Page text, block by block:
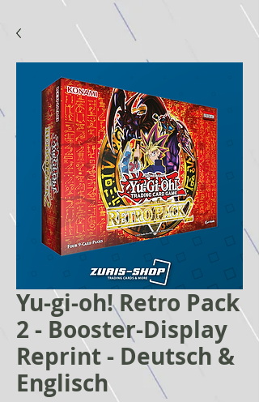
Yu-gi-oh! Retro Pack
2 - Booster-Display
Reprint - Deutsch &
Englisch